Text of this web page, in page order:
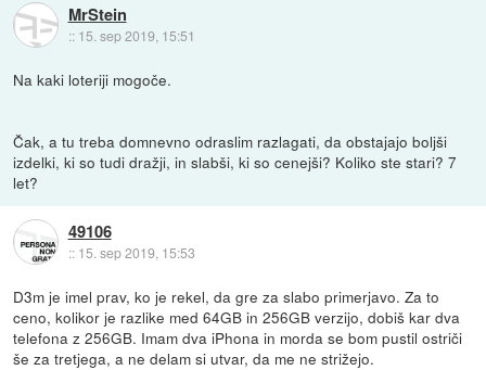
MrStein
:: 15. sep 2019, 15:51
Na kaki loteriji mogoče.
Čak, a tu treba domnevno odraslim razlagati, da obstajajo boljši
izdelki, ki so tudi dražji, in slabši, ki so cenejši? Koliko ste stari? 7
let?
49106
:: 15. sep 2019, 15:53
D3m je imel prav, ko je rekel, da gre za slabo primerjavo. Za to
ceno, kolikor je razlike med 64GB in 256GB verzijo, dobiš kar dva
telefona z 256GB. Imam dva iPhona in morda se bom pustil ostriči
še za tretjega, a ne delam si utvar, da me ne strižejo.